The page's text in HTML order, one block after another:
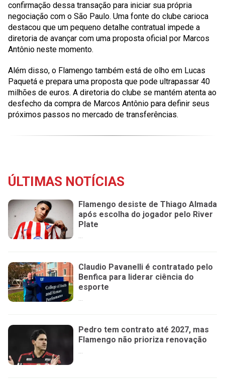
confirmação dessa transação para iniciar sua própria
negociação com o São Paulo. Uma fonte do clube carioca
destacou que um pequeno detalhe contratual impede a
diretoria de avançar com uma proposta oficial por Marcos
Antônio neste momento.
Além disso, o Flamengo também está de olho em Lucas
Paquetá e prepara uma proposta que pode ultrapassar 40
milhões de euros. A diretoria do clube se mantém atenta ao
desfecho da compra de Marcos Antônio para definir seus
próximos passos no mercado de transferências.
ÚLTIMAS NOTÍCIAS
Flamengo desiste de Thiago Almada
após escolha do jogador pelo River
Plate
...
Claudio Pavanelli é contratado pelo
Benfica para liderar ciência do
esporte
...
Pedro tem contrato até 2027, mas
Flamengo não prioriza renovação
...